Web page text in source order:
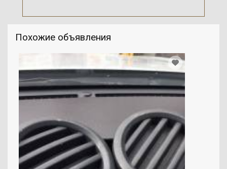
Похожие объявления